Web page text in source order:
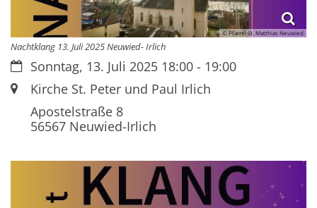
© Pfarrei St. Matthias Neuwied
Nachtklang 13. Juli 2025 Neuwied- Irlich
Datum:Sonntag, 13. Juli 2025 18:00 - 19:00
Ort:Kirche St. Peter und Paul Irlich
Apostelstraße 8
56567Neuwied-Irlich